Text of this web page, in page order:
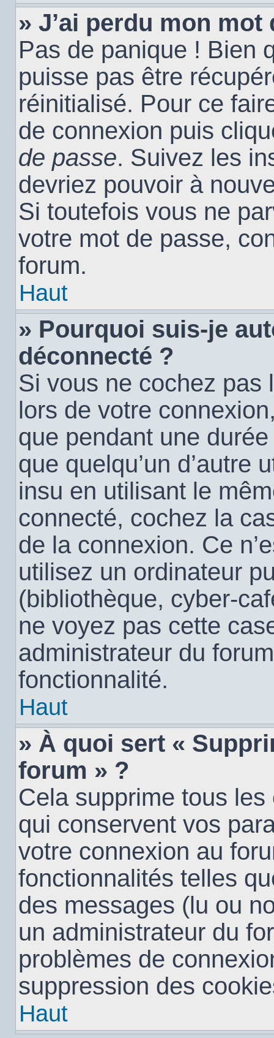
» J’ai perdu mon mot
Pas de panique ! Bien
puisse pas être
réinitialisé. Pour ce
de connexion puis
de passe. Suivez les
devriez pouvoir à
Si toutefois vous ne
votre mot de passe,
forum.
Haut
» Pourquoi suis-je
déconnecté ?
Si vous ne cochez
lors de votre
que pendant une
que quelqu’un d’autre
insu en utilisant le
connecté, cochez la
de la connexion. Ce
utilisez un ordinateur
(bibliothèque, cyber-
ne voyez pas cette
administrateur du
fonctionnalité.
Haut
» À quoi sert «
forum » ?
Cela supprime tous
qui conservent vos
votre connexion au
fonctionnalités telles
des messages (lu ou
un administrateur du
problèmes de
suppression des
Haut